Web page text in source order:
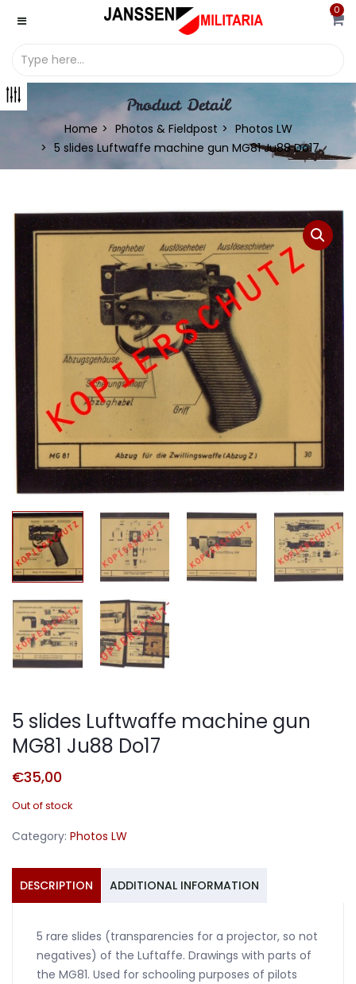
0
Product Detail
Home Photos & Fieldpost
Photos LW
5 slides Luftwaffe machine gun MG81 Ju88 Do17
5 slides Luftwaffe machine gun
MG81 Ju88 Do17
€35,00
Out of stock
Category: Photos LW
DESCRIPTION ADDITIONAL INFORMATION
5 rare slides (transparencies for a projector, so not
negatives) of the Luftaffe. Drawings with parts of
the MG81. Used for schooling purposes of pilots